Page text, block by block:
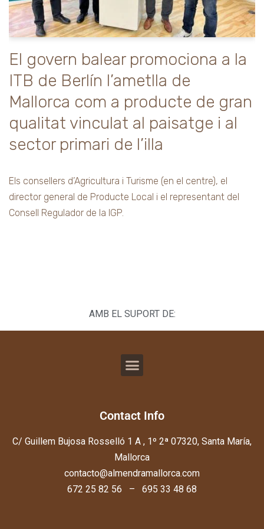
El govern balear promociona a la
ITB de Berlín l’ametlla de
Mallorca com a producte de gran
qualitat vinculat al paisatge i al
sector primari de l’illa
Els consellers d’Agricultura i Turisme (en el centre), el
director general de Producte Local i el representant del
Consell Regulador de la IGP.
AMB EL SUPORT DE:
Contact Info
C/ Guillem Bujosa Rosselló 1 A , 1º 2ª 07320, Santa María,
Mallorca
contacto@almendramallorca.com
672 25 82 56 – 695 33 48 68